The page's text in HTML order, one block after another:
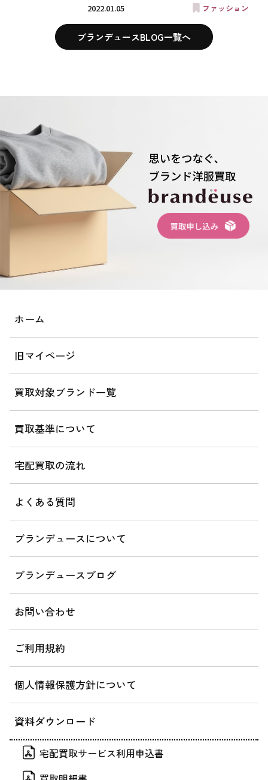
2022.01.05
ファッション
ブランデュースBLOG一覧へ
ホーム
旧マイページ
買取対象ブランド一覧
買取基準について
宅配買取の流れ
よくある質問
ブランデュースについて
ブランデュースブログ
お問い合わせ
ご利用規約
個人情報保護方針について
資料ダウンロード
宅配買取サービス利用申込書